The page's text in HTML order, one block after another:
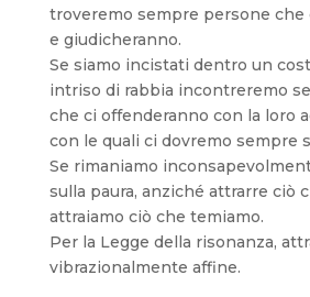
troveremo sempre persone che
e giudicheranno.
Se siamo incistati dentro un
intriso di rabbia incontreremo
che ci offenderanno con la loro
con le quali ci dovremo sempre
Se rimaniamo
sulla paura, anziché attrarre ciò
attraiamo ciò che temiamo.
Per la Legge della risonanza,
vibrazionalmente affine.